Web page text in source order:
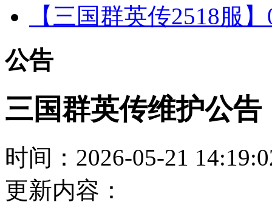
【三国群英传2518服
公告
三国群英传维护公告
时间：2026-05-21
更新内容：